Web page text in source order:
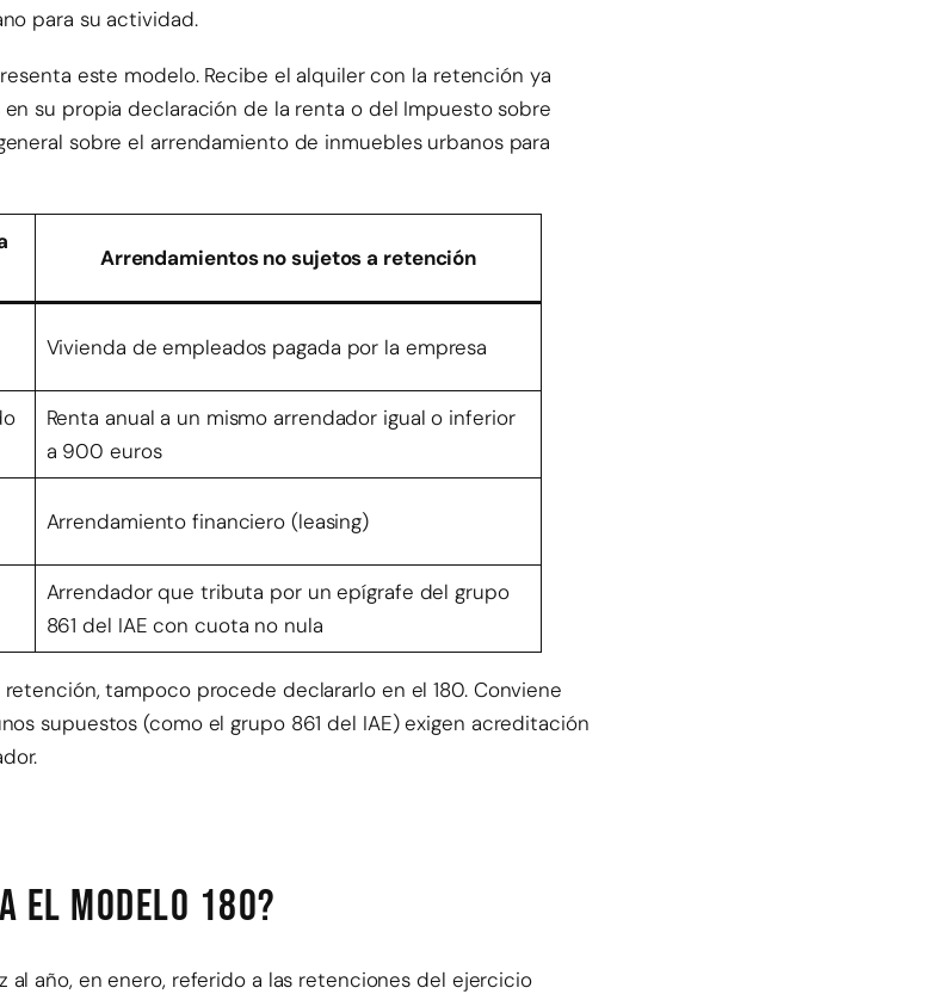
para su actividad.
este modelo. Recibe el alquiler con la retención ya
su propia declaración de la renta o del Impuesto sobre
sobre el arrendamiento de inmuebles urbanos para
Arrendamientos no sujetos a retención
Vivienda de empleados pagada por la empresa
Renta anual a un mismo arrendador igual o inferior
a 900 euros
Arrendamiento financiero (leasing)
Arrendador que tributa por un epígrafe del grupo
861 del IAE con cuota no nula
tampoco procede declararlo en el 180. Conviene
supuestos (como el grupo 861 del IAE) exigen acreditación
el modelo 180?
al año, en enero, referido a las retenciones del ejercicio